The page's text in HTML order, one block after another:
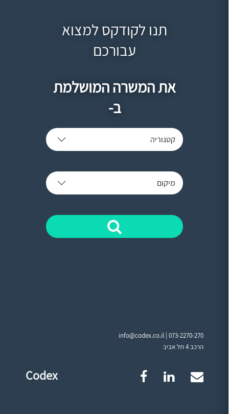
תנו לקודקס למצוא
עבורכם
את המשרה המושלמת
ב-
קטגוריה
מיקום
info@codex.co.il |073-2270-270
הרכב 4 תל אביב
Codex